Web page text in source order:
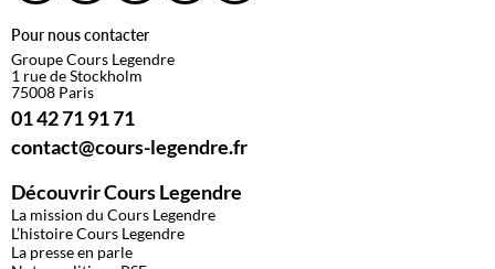
Pour nous contacter
Groupe Cours Legendre
1 rue de Stockholm
75008 Paris
01 42 71 91 71
contact@cours-legendre.fr
Découvrir Cours Legendre
La mission du Cours Legendre
L’histoire Cours Legendre
La presse en parle